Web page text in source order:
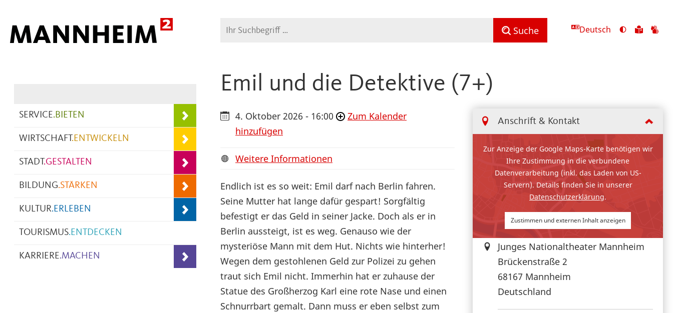
Suche Suche Deutsch
Ansicht
Zu
SERVICE.BIETEN
WIRTSCHAFT.ENTWICKELN
STADT.GESTALTEN
BILDUNG.STÄRKEN
KULTUR.ERLEBEN
TOURISMUS.ENTDECKEN
KARRIERE.MACHEN
Emil und die Detektive (7+)
Anschrift & Kontakt
Zur Anzeige der Google Maps-Karte benötigen wir
Ihre Zustimmung in die verbundene
Datenverarbeitung (inkl. das Laden von US-
Servern). Details finden Sie in unserer
Datenschutzerklärung.
Zustimmen und externen Inhalt anzeigen
Junges Nationaltheater Mannheim
Brückenstraße 2
68167 Mannheim
Deutschland
4. Oktober 2026 - 16:00
Zum Kalender
hinzufügen
Weitere Informationen
Endlich ist es so weit: Emil darf nach Berlin fahren.
Seine Mutter hat lange dafür gespart! Sorgfältig
befestigt er das Geld in seiner Jacke. Doch als er in
Berlin aussteigt, ist es weg. Genauso wie der
mysteriöse Mann mit dem Hut. Nichts wie hinterher!
Wegen dem gestohlenen Geld zur Polizei zu gehen
traut sich Emil nicht. Immerhin hat er zuhause der
Statue des Großherzog Karl eine rote Nase und einen
Schnurrbart gemalt. Dann muss er eben selbst zum